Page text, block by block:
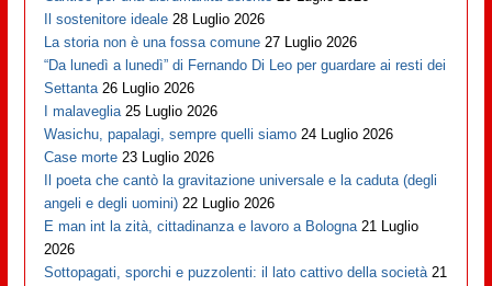
Il sostenitore ideale 28 Luglio 2026
La storia non è una fossa comune 27 Luglio 2026
“Da lunedì a lunedì” di Fernando Di Leo per guardare ai resti dei
Settanta 26 Luglio 2026
I malaveglia 25 Luglio 2026
Wasichu, papalagi, sempre quelli siamo 24 Luglio 2026
Case morte 23 Luglio 2026
Il poeta che cantò la gravitazione universale e la caduta (degli
angeli e degli uomini) 22 Luglio 2026
E man int la zità, cittadinanza e lavoro a Bologna 21 Luglio
2026
Sottopagati, sporchi e puzzolenti: il lato cattivo della società 21